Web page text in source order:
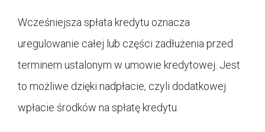
Wcześniejsza spłata kredytu oznacza
uregulowanie całej lub części zadłużenia przed
terminem ustalonym w umowie kredytowej. Jest
to możliwe dzięki nadpłacie, czyli dodatkowej
wpłacie środków na spłatę kredytu.